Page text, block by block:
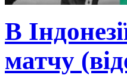
В
матчу